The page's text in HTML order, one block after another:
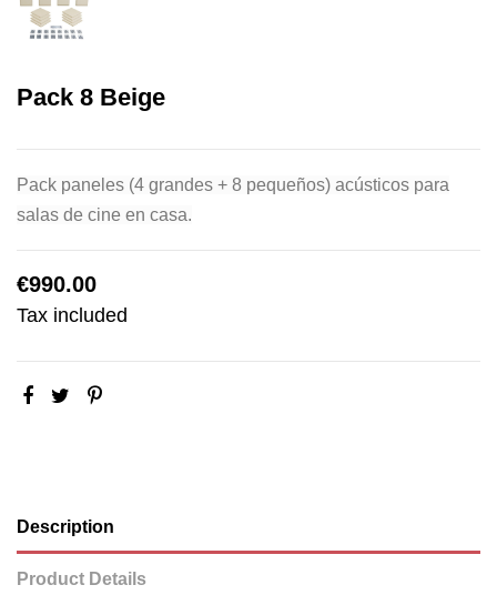
Pack 8 Beige
Pack paneles (4 grandes + 8 pequeños) acústicos para
salas de cine en casa.
€990.00
Tax included
Description
Product Details